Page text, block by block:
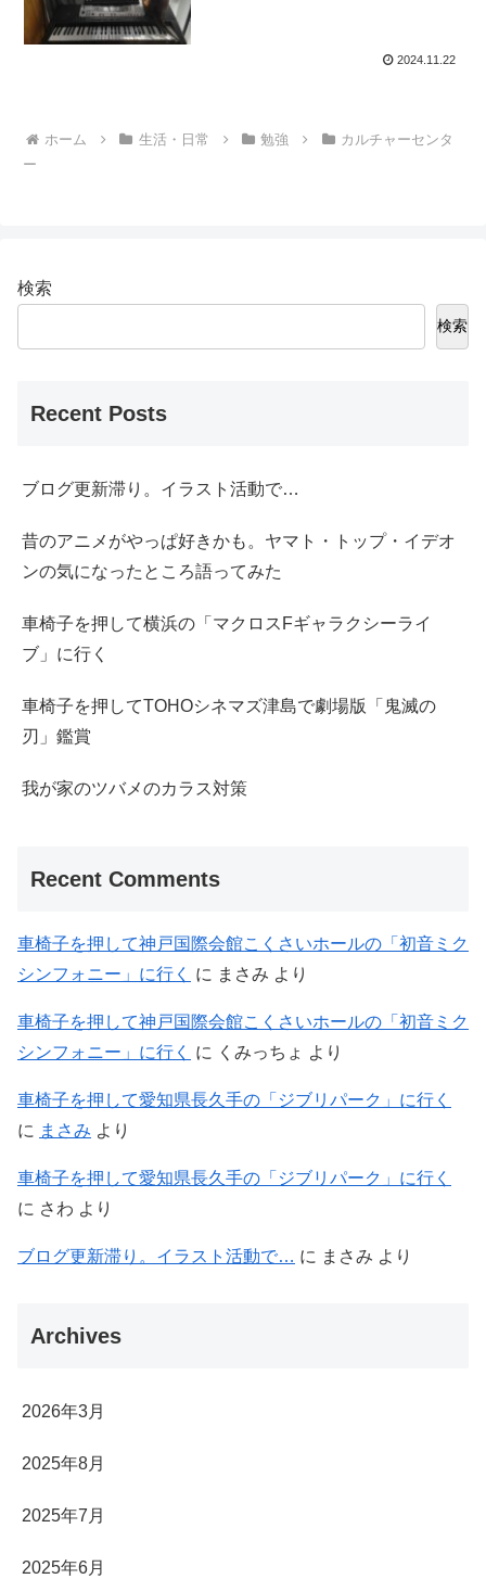
2024.11.22
ホーム 生活・日常 勉強
カルチャーセンタ
ー
検索
検索
Recent Posts
ブログ更新滞り。イラスト活動で…
昔のアニメがやっぱ好きかも。ヤマト・トップ・イデオ
ンの気になったところ語ってみた
車椅子を押して横浜の「マクロスFギャラクシーライ
ブ」に行く
車椅子を押してTOHOシネマズ津島で劇場版「鬼滅の
刃」鑑賞
我が家のツバメのカラス対策
Recent Comments
車椅子を押して神戸国際会館こくさいホールの「初音ミク
シンフォニー」に行く
に まさみ より
車椅子を押して神戸国際会館こくさいホールの「初音ミク
シンフォニー」に行く
に くみっちょ より
車椅子を押して愛知県長久手の「ジブリパーク」に行く
に まさみ より
車椅子を押して愛知県長久手の「ジブリパーク」に行く
に さわ より
ブログ更新滞り。イラスト活動で… に まさみ より
Archives
2026年3月
2025年8月
2025年7月
2025年6月